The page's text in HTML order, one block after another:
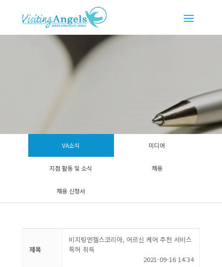
VA소식 미디어
지점 활동 및 소식 채용
채용 신청서
제목
비지팅엔젤스코리아, 어르신 케어 추천 서비스
특허 취득
2021-09-16 14:34